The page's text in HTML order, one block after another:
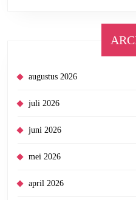
augustus 2026
juli 2026
juni 2026
mei 2026
april 2026